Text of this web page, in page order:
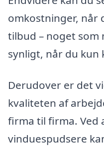
omkostninger, når
tilbud – noget som
synligt, når du kun
Derudover er det
kvaliteten af
firma til firma. Ved
vinduespudsere